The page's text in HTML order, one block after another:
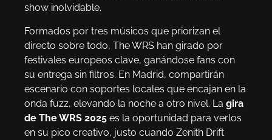
show inolvidable.
Formados por tres músicos que priorizan el
directo sobre todo, The WRS han girado por
festivales europeos clave, ganándose fans con
su entrega sin filtros. En Madrid, compartirán
escenario con soportes locales que encajan en la
onda fuzz, elevando la noche a otro nivel. La gira
de The WRS 2025 es la oportunidad para verlos
en su pico creativo, justo cuando Zenith Drift